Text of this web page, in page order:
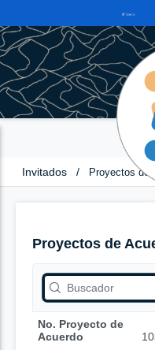
Invitados / Proyectos de
Proyectos de
No. Proyecto de
Acuerdo